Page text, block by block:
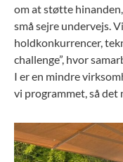
om at støtte
små sejre undervejs.
holdkonkurrencer,
challenge”, hvor
I er en mindre
vi programmet, så det